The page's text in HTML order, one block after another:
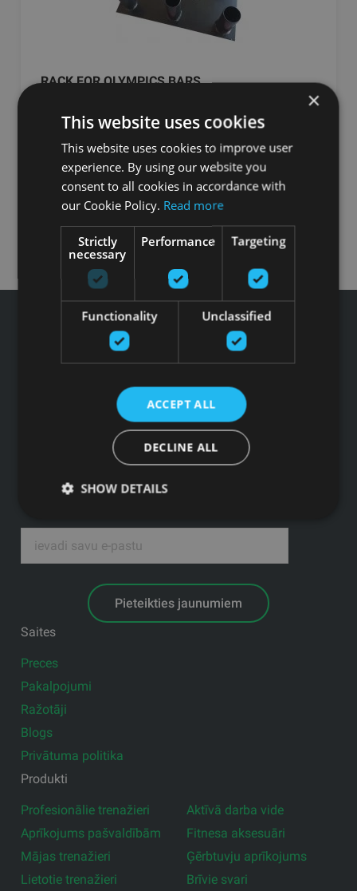
RACK FOR OLYMPICS BARS
121.00€
Pasūtīt
SIA G Kolizejs
Juridiskā adrese: Ezermalas iela 6 k-3, Rīga, LV-1006
Reģ.Nr. 44103017158 PVN Nr. LV44103017158
Pieteikties jaunumiem
Saites
Preces
Pakalpojumi
Ražotāji
Blogs
Privātuma politika
Produkti
Profesionālie trenažieri
Aprīkojums pašvaldībām
Mājas trenažieri
Lietotie trenažieri
Aktīvā darba vide
Fitnesa aksesuāri
Ģērbtuvju aprīkojums
Brīvie svari
×
This website uses cookies
This website uses cookies to improve user
experience. By using our website you
consent to all cookies in accordance with
our Cookie Policy. Read more
Strictly
necessary
Performance Targeting
Functionality Unclassified
ACCEPT ALL
DECLINE ALL
SHOW DETAILS